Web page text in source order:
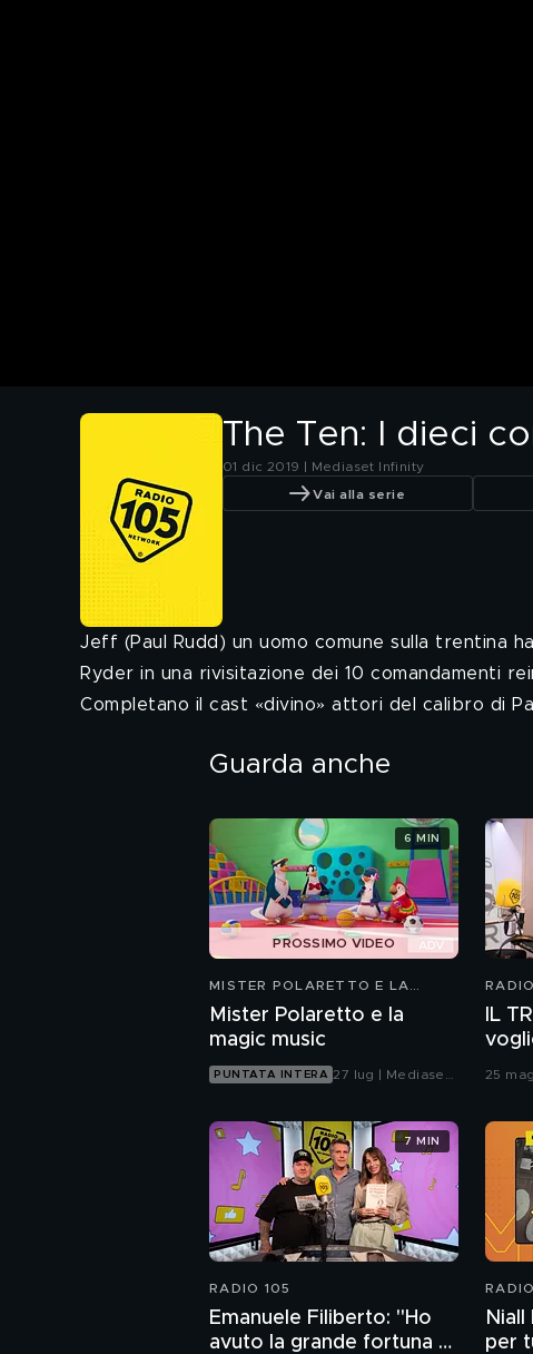
The Ten: I dieci
01 dic 2019 | Mediaset Infinity
Vai alla serie
Jeff (Paul Rudd) un uomo comune sulla trentina
Ryder in una rivisitazione dei 10 comandamenti
Completano il cast «divino» attori del calibro di
Guarda anche
PROSSIMO VIDEO
MISTER POLARETTO E LA
Mister Polaretto e la
magic music
PUNTATA INTERA 27 lug | Mediaset
6 MIN
IL
25
RADIO 105
Emanuele Filiberto: "Ho
avuto la grande fortuna di
7 MIN
Niall
per